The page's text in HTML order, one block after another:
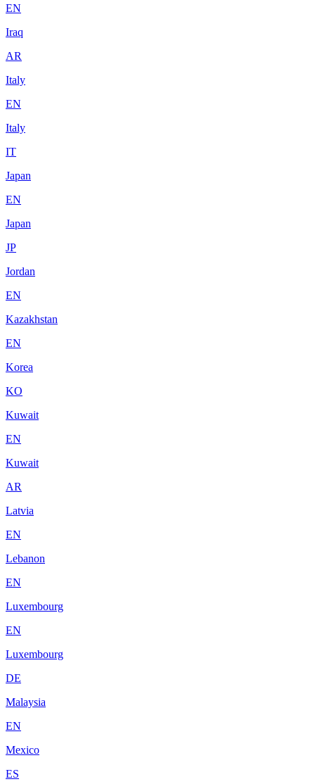
EN
Iraq
AR
Italy
EN
Italy
IT
Japan
EN
Japan
JP
Jordan
EN
Kazakhstan
EN
Korea
KO
Kuwait
EN
Kuwait
AR
Latvia
EN
Lebanon
EN
Luxembourg
EN
Luxembourg
DE
Malaysia
EN
Mexico
ES